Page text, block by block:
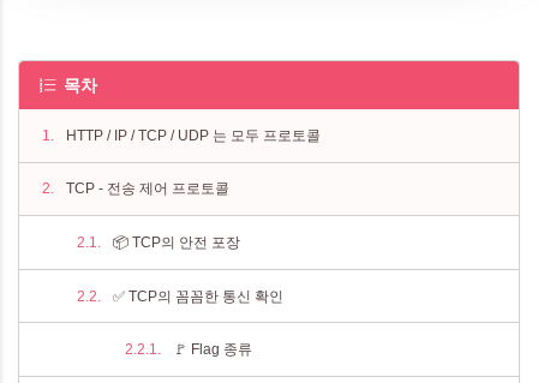
목차
HTTP / IP / TCP / UDP 는 모두 프로토콜
TCP - 전송 제어 프로토콜
📦 TCP의 안전 포장
✅ TCP의 꼼꼼한 통신 확인
🚩 Flag 종류